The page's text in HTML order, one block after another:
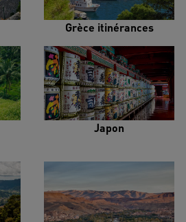
Grèce itinérances
Japon